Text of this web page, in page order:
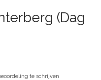
(Dag
te schrijven